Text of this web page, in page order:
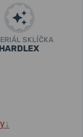
SKLÍČKA
HARDLEX
↓